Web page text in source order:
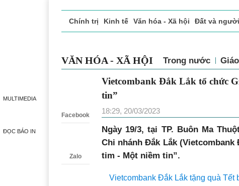
MULTIMEDIA
ĐỌC BÁO IN
Chính trị Kinh tế Văn hóa - Xã hội Đất và người
VĂN HÓA - XÃ HỘI Trong nước
Facebook
Zalo
Vietcombank Đắk Lắk tổ chức
tin”
18:29, 20/03/2023
Ngày 19/3, tại TP. Buôn Ma
Chi nhánh Đắk Lắk (Vietcombank
tim - Một niềm tin”.
Vietcombank Đắk Lắk tặng quà Tết